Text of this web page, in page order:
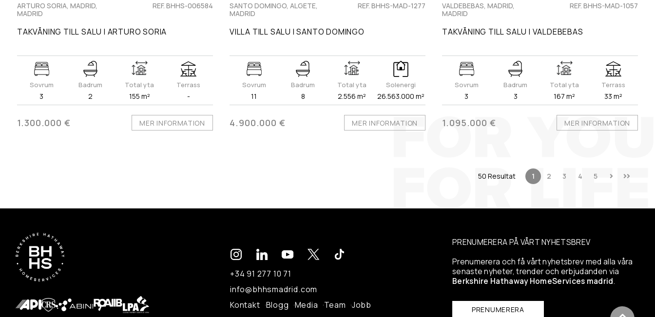
ARTURO SORIA, MADRID,
MADRID
REF. BHHS-006584
TAKVÅNING TILL SALU I ARTURO SORIA
Sovrum
3
Badrum
2
Total yta
155 m²
Terrass
-
1.300.000 € MER INFORMATION
SANTO DOMINGO, ALGETE,
MADRID
REF. BHHS-MAD-1277
VILLA TILL SALU I SANTO DOMINGO
Sovrum
11
Badrum
8
Total yta
2.556 m²
Solenergi
26.563.000 m²
4.900.000 € MER INFORMATION
VALDEBEBAS, MADRID,
MADRID
REF. BHHS-MAD-1057
TAKVÅNING TILL SALU I VALDEBEBAS
Sovrum
3
Badrum
3
Total yta
167 m²
Terrass
33 m²
1.095.000 € MER INFORMATION
50 Resultat 1 2 3 4 5
+34 91 277 10 71
info@bhhsmadrid.com
Kontakt Blogg Media Team Jobb
PRENUMERERA PÅ VÅRT NYHETSBREV
Prenumerera och få vårt nyhetsbrev med alla våra
senaste nyheter, trender och erbjudanden via
Berkshire Hathaway HomeServices madrid.
PRENUMERERA